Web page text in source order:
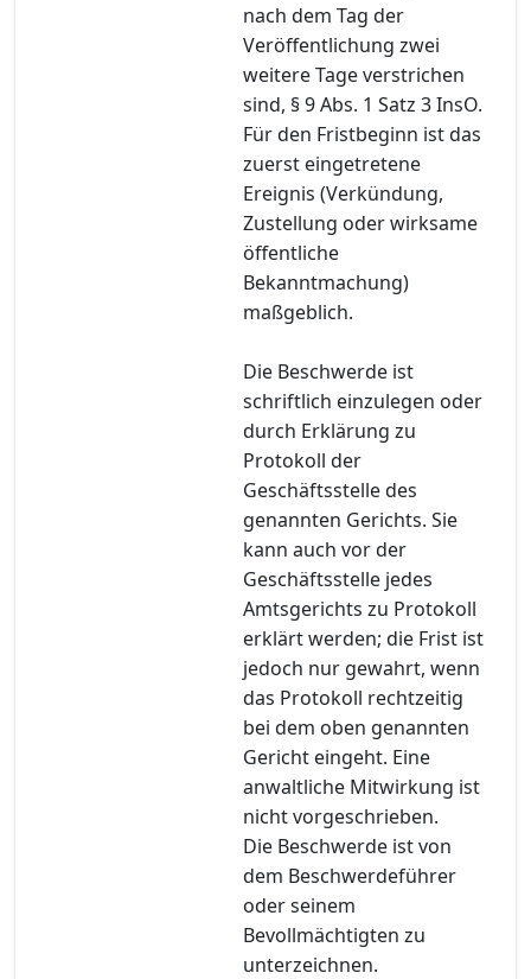
nach dem Tag der
Veröffentlichung zwei
weitere Tage verstrichen
sind, § 9 Abs. 1 Satz 3 InsO.
Für den Fristbeginn ist das
zuerst eingetretene
Ereignis (Verkündung,
Zustellung oder wirksame
öffentliche
Bekanntmachung)
maßgeblich.
Die Beschwerde ist
schriftlich einzulegen oder
durch Erklärung zu
Protokoll der
Geschäftsstelle des
genannten Gerichts. Sie
kann auch vor der
Geschäftsstelle jedes
Amtsgerichts zu Protokoll
erklärt werden; die Frist ist
jedoch nur gewahrt, wenn
das Protokoll rechtzeitig
bei dem oben genannten
Gericht eingeht. Eine
anwaltliche Mitwirkung ist
nicht vorgeschrieben.
Die Beschwerde ist von
dem Beschwerdeführer
oder seinem
Bevollmächtigten zu
unterzeichnen.